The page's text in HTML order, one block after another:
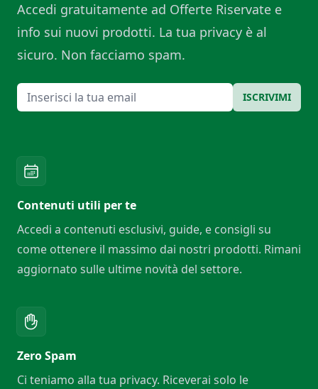
Accedi gratuitamente ad Offerte Riservate e
info sui nuovi prodotti. La tua privacy è al
sicuro. Non facciamo spam.
Email ISCRIVIMI
Contenuti utili per te
Accedi a contenuti esclusivi, guide, e consigli su
come ottenere il massimo dai nostri prodotti. Rimani
aggiornato sulle ultime novità del settore.
Zero Spam
Ci teniamo alla tua privacy. Riceverai solo le